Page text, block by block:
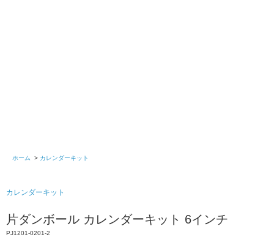
ホーム > カレンダーキット
カレンダーキット
片ダンボール カレンダーキット 6インチ
PJ1201-0201-2